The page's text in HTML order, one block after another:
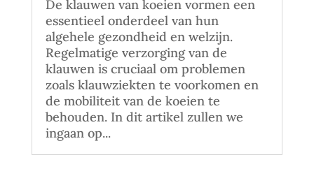
De klauwen van koeien vormen een
essentieel onderdeel van hun
algehele gezondheid en welzijn.
Regelmatige verzorging van de
klauwen is cruciaal om problemen
zoals klauwziekten te voorkomen en
de mobiliteit van de koeien te
behouden. In dit artikel zullen we
ingaan op...